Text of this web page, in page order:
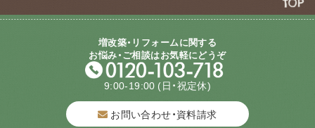
増改築・リフォームに関する
お悩み・ご相談はお気軽にどうぞ
9:00-19:00 (日・祝定休)
お問い合わせ・資料請求